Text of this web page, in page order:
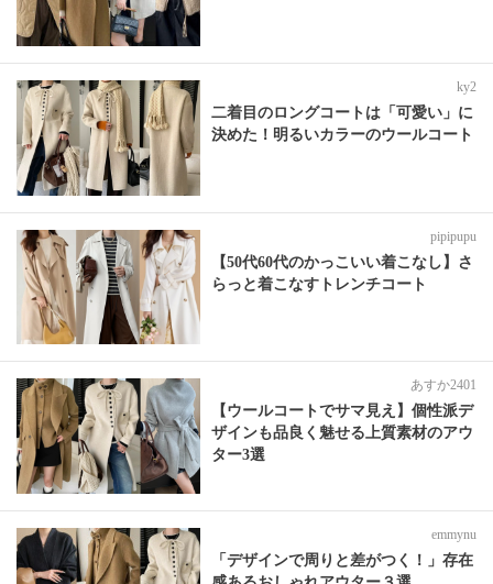
ky2
二着目のロングコートは「可愛い」に
決めた！明るいカラーのウールコート
pipipupu
【50代60代のかっこいい着こなし】さ
らっと着こなすトレンチコート
あすか2401
【ウールコートでサマ見え】個性派デ
ザインも品良く魅せる上質素材のアウ
ター3選
emmynu
「デザインで周りと差がつく！」存在